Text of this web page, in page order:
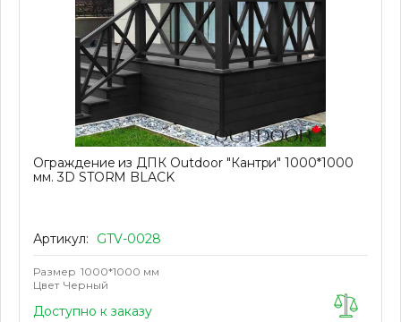
Ограждение из ДПК Outdoor "Кантри" 1000*1000
мм. 3D STORM BLACK
Артикул: GTV-0028
Размер 1000*1000 мм
Цвет Черный
Доступно к заказу